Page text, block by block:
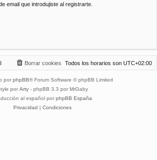
email que introdujiste al registrarte.
Todos los horarios son UTC+02:00
Borrar cookies
por phpBB® Forum Software © phpBB Limited
por Arty - phpBB 3.3 por MrGaby
al español por phpBB España
Privacidad | Condiciones